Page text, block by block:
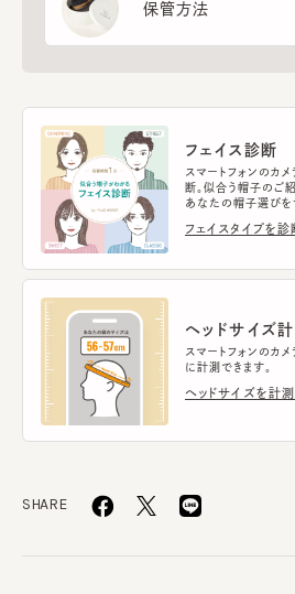
保管方法
フェイス診断
スマートフォンのカ
断。似合う帽子のご
あなたの帽子選びを
フェイスタイプを診
ヘッドサイズ計
スマートフォンのカ
に計測できます。
ヘッドサイズを計
SHARE